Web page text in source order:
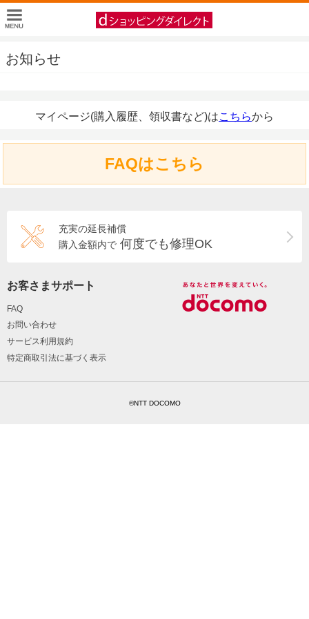
お知らせ
マイページ(購入履歴、領収書など)はこちらから
FAQはこちら
充実の延長補償
購入金額内で 何度でも修理OK
お客さまサポート
FAQ
お問い合わせ
サービス利用規約
特定商取引法に基づく表示
©NTT DOCOMO